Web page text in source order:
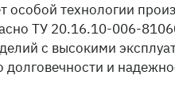
особой технологии
ТУ 20.16.10-006-
с высокими
долговечности и